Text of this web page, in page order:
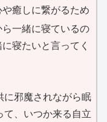
癒しに繋がるため
一緒に寝ているの
寝たいと言ってく
邪魔されながら眠
て、いつか来る自立